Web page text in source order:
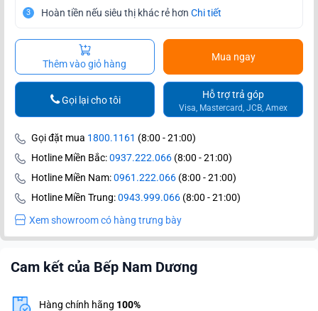
3 Hoàn tiền nếu siêu thị khác rẻ hơn Chi tiết
Thêm vào giỏ hàng
Mua ngay
Hỗ trợ trả góp
Visa, Mastercard, JCB, Amex
Gọi lại cho tôi
Gọi đặt mua 1800.1161 (8:00 - 21:00)
Hotline Miền Bắc:0937.222.066 (8:00 - 21:00)
Hotline Miền Nam:0961.222.066 (8:00 - 21:00)
Hotline Miền Trung:0943.999.066 (8:00 - 21:00)
Xem showroom có hàng trưng bày
Cam kết của Bếp Nam Dương
Hàng chính hãng 100%